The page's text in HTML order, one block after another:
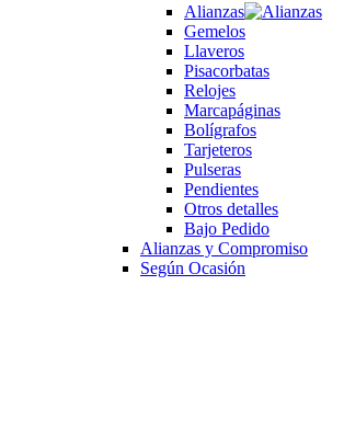
Alianzas
Gemelos
Llaveros
Pisacorbatas
Relojes
Marcapáginas
Bolígrafos
Tarjeteros
Pulseras
Pendientes
Otros detalles
Bajo Pedido
Alianzas y Compromiso
Según Ocasión